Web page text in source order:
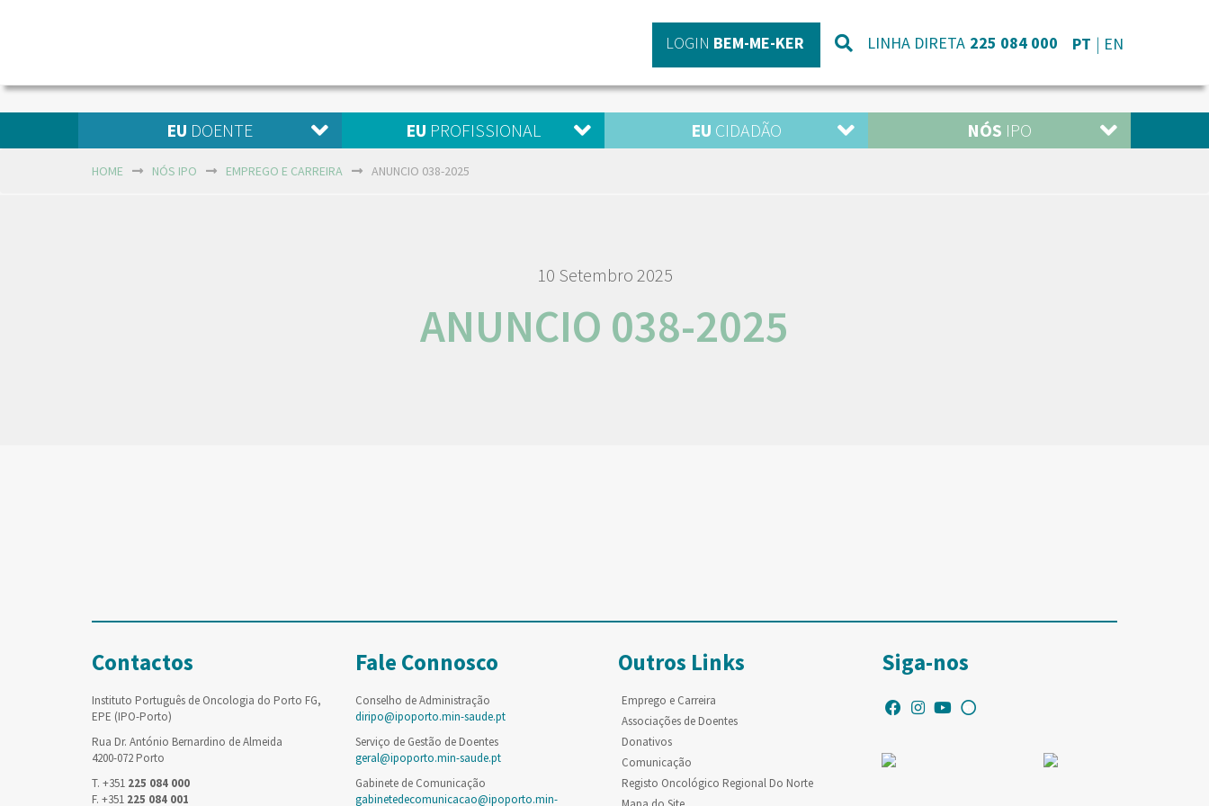
LOGIN BEM-ME-KER LINHA DIRETA 225 084 000 PT EN
EU DOENTE EU PROFISSIONAL EU CIDADÃO NÓS IPO
HOME NÓS IPO EMPREGO E CARREIRA ANUNCIO 038-2025
10 Setembro 2025
ANUNCIO 038-2025
Contactos
Instituto Português de Oncologia do Porto FG,
EPE (IPO-Porto)
Rua Dr. António Bernardino de Almeida
4200-072 Porto
T. +351 225 084 000
F. +351 225 084 001
Fale Connosco
Conselho de Administração
diripo@ipoporto.min-saude.pt
Serviço de Gestão de Doentes
geral@ipoporto.min-saude.pt
Gabinete de Comunicação
gabinetedecomunicacao@ipoporto.min-
Outros Links
Emprego e Carreira
Associações de Doentes
Donativos
Comunicação
Registo Oncológico Regional Do Norte
Siga-nos